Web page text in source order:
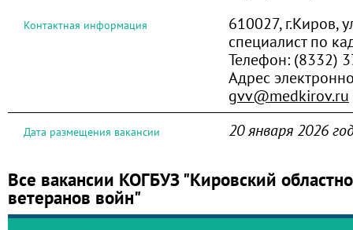
Контактная информация
610027, г.Киров,
специалист по
Телефон: (8332)
Адрес
gvv@medkirov.ru
Дата размещения вакансии 20 января 2026
Все вакансии КОГБУЗ "Кировский
ветеранов войн"